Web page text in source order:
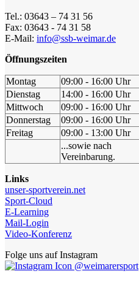
Tel.: 03643 – 74 31 56
Fax: 03643 - 74 31 58
E-Mail: info@ssb-weimar.de
Öffnungszeiten
Montag
09:00 - 16:00 Uhr
Dienstag
14:00 - 16:00 Uhr
Mittwoch
09:00 - 16:00 Uhr
Donnerstag
09:00 - 16:00 Uhr
Freitag
09:00 - 13:00 Uhr
...sowie nach
Vereinbarung.
Links
unser-sportverein.net
Sport-Cloud
E-Learning
Mail-Login
Video-Konferenz
Folge uns auf Instagram
@weimarersport